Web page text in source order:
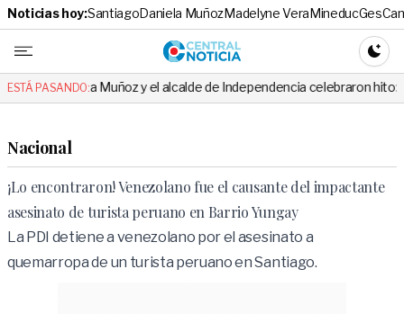
Noticias hoy:SantiagoDaniela MuñozMadelyne VeraMineducGes
Central
ESTÁ PASANDO:
Muñoz y el alcalde de Independencia celebraron hito: el mensaje
Nacional
¡Lo encontraron! Venezolano fue el causante del impactante
asesinato de turista peruano en Barrio Yungay
La PDI detiene a venezolano por el asesinato a
quemarropa de un turista peruano en Santiago.